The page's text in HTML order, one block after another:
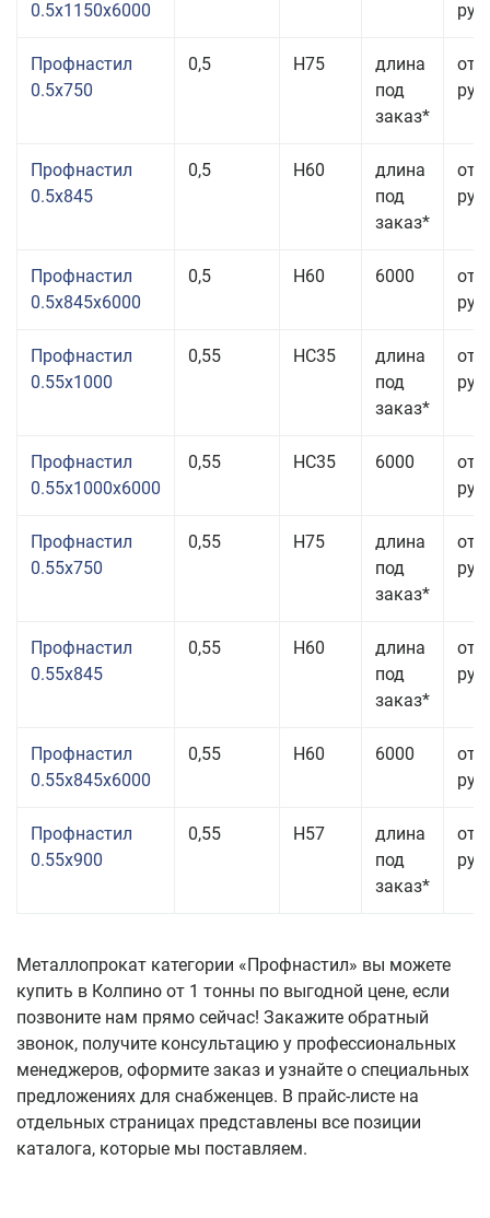
0.5x1150x6000 руб.
Профнастил
0.5x750
0,5 Н75
длина
под
заказ*
от
руб.
Профнастил
0.5x845
0,5 Н60
длина
под
заказ*
от
руб.
Профнастил
0.5x845x6000
0,5 Н60 6000
от
руб.
Профнастил
0.55x1000
0,55 НС35
длина
под
заказ*
от
руб.
Профнастил
0.55x1000x6000
0,55 НС35 6000
от
руб.
Профнастил
0.55x750
0,55 Н75
длина
под
заказ*
от
руб.
Профнастил
0.55x845
0,55 Н60
длина
под
заказ*
от
руб.
Профнастил
0.55x845x6000
0,55 Н60 6000
от
руб.
Профнастил
0.55x900
0,55 Н57
длина
под
заказ*
от
руб.
Металлопрокат категории «Профнастил» вы можете
купить в Колпино от 1 тонны по выгодной цене, если
позвоните нам прямо сейчас! Закажите обратный
звонок, получите консультацию у профессиональных
менеджеров, оформите заказ и узнайте о специальных
предложениях для снабженцев. В прайс-листе на
отдельных страницах представлены все позиции
каталога, которые мы поставляем.